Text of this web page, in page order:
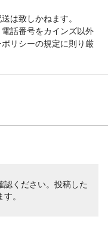
は致しかねます。
話番号をカインズ以外
リシーの規定に則り厳
認ください。投稿した
。